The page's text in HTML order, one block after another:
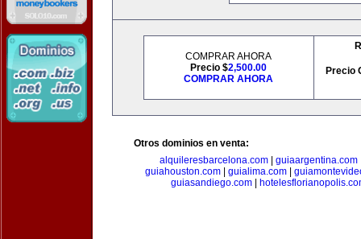
COMPRAR AHORA
Precio $2,500.00
COMPRAR AHORA
Precio
Otros dominios en venta:
alquileresbarcelona.com| guiaargentina.com
guiahouston.com| guialima.com|
guiasandiego.com